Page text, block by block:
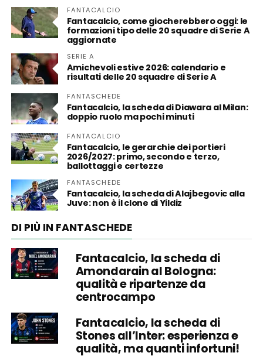
FANTACALCIO
Fantacalcio, come giocherebbero oggi: le
formazioni tipo delle 20 squadre di Serie A
aggiornate
SERIE A
Amichevoli estive 2026: calendario e
risultati delle 20 squadre di Serie A
FANTASCHEDE
Fantacalcio, la scheda di Diawara al Milan:
doppio ruolo ma pochi minuti
FANTACALCIO
Fantacalcio, le gerarchie dei portieri
2026/2027: primo, secondo e terzo,
ballottaggi e certezze
FANTASCHEDE
Fantacalcio, la scheda di Alajbegovic alla
Juve: non è il clone di Yildiz
DI PIÙ IN FANTASCHEDE
Fantacalcio, la scheda di
Amondarain al Bologna:
qualità e ripartenze da
centrocampo
Fantacalcio, la scheda di
Stones all’Inter: esperienza e
qualità, ma quanti infortuni!